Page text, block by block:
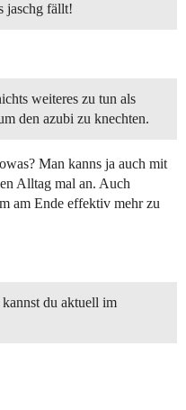
jaschg fällt!
weiteres zu tun als
den azubi zu knechten.
Man kanns ja auch mit
Alltag mal an. Auch
am Ende effektiv mehr zu
du aktuell im